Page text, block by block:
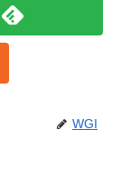
WGI